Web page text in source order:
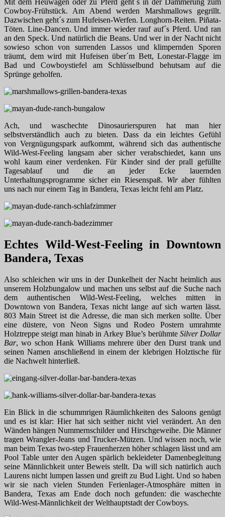
Mit dem Heuwagen oder zu Pferd geht´s in der Dämmerung zum
Cowboy-Frühstück. Am Abend werden Marshmallows gegrillt.
Dazwischen geht´s zum Hufeisen-Werfen. Longhorn-Reiten. Piñata-
Töten. Line-Dancen. Und immer wieder rauf auf´s Pferd. Und ran
an den Speck. Und natürlich die Beans. Und wer in der Nacht nicht
sowieso schon von surrenden Lassos und klimpernden Sporen
träumt, dem wird mit Hufeisen über´m Bett, Lonestar-Flagge im
Bad und Cowboystiefel am Schlüsselbund behutsam auf die
Sprünge geholfen.
Ach, und waschechte Dinosaurierspuren hat man hier
selbstverständlich auch zu bieten. Dass da ein leichtes Gefühl
von Vergnügungspark aufkommt, während sich das authentische
Wild-West-Feeling langsam aber sicher verabschiedet, kann uns
wohl kaum einer verdenken. Für Kinder sind der prall gefüllte
Tagesablauf und die an jeder Ecke lauernden
Unterhaltungsprogramme sicher ein Riesenspaß. Wiraber fühlten
uns nach nur einem Tag in Bandera, Texas leicht fehl am Platz.
Echtes Wild-West-Feeling in Downtown
Bandera, Texas
Also schleichen wir uns in der Dunkelheit der Nacht heimlich aus
unserem Holzbungalow und machen uns selbst auf die Suche nach
dem authentischen Wild-West-Feeling, welches mitten in
Downtown von Bandera, Texas nicht lange auf sich warten lässt.
803 Main Street ist die Adresse, die man sich merken sollte. Über
eine düstere, von Neon Signs und Rodeo Postern umrahmte
Holztreppe steigt man hinab in Arkey Blue’s berühmte Silver Dollar
Bar, wo schon Hank Williams mehrere über den Durst trank und
seinen Namen anschließend in einem der klebrigen Holztische für
die Nachwelt hinterließ.
Ein Blick in die schummrigen Räumlichkeiten des Saloons genügt
und es ist klar: Hier hat sich seither nicht viel verändert. An den
Wänden hängen Nummernschilder und Hirschgeweihe. Die Männer
tragen Wrangler-Jeans und Trucker-Mützen. Und wissen noch, wie
man beim Texas two-step Frauenherzen höher schlagen lässt und am
Pool Table unter den Augen spärlich bekleideter Damenbegleitung
seine Männlichkeit unter Beweis stellt. Da will sich natürlich auch
Laurens nicht lumpen lassen und greift zu Bud Light. Und so haben
wir sie nach vielen Stunden Ferienlager-Atmosphäre mitten in
Bandera, Texas am Ende doch noch gefunden: die waschechte
Wild-West-Männlichkeit der Welthauptstadt der Cowboys.